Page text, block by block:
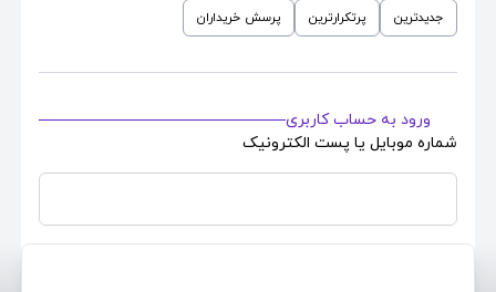
جدیدترین
پرتکرارترین پرسش خریداران
ورود به حساب کاربری
شماره موبایل یا پست الکترونیک